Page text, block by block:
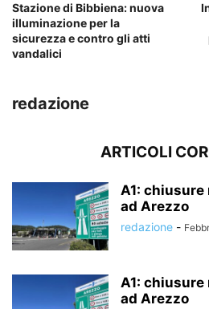
Stazione di Bibbiena: nuova
illuminazione per la
sicurezza e contro gli atti
vandalici
redazione
ARTICOLI
A1:
ad Arezzo
redazione -
A1:
ad Arezzo